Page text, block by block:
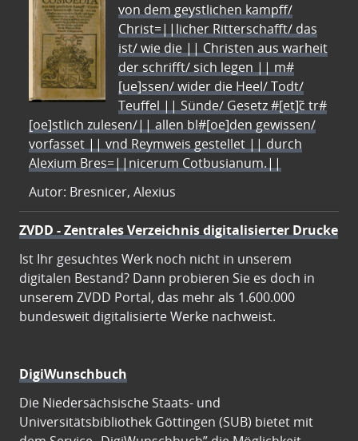
von dem geystlichen kampff/
Christ=||licher Ritterschafft/ das
ist/ wie die || Christen aus warheit
der schrifft/ sich legen || m#
[ue]ssen/ wider die Heel/ Todt/
Teuffel || Sünde/ Gesetz #[et]c̃ tr#
[oe]stlich zulesen/|| allen bl#[oe]den gewissen/
vorfasset || vnd Reymweis gestellet || durch
Alexium Bres=||nicerum Cotbusianum.||
Autor: Bresnicer, Alexius
ZVDD - Zentrales Verzeichnis digitalisierter Drucke
Ist Ihr gesuchtes Werk noch nicht in unserem
digitalen Bestand? Dann probieren Sie es doch in
unserem ZVDD Portal, das mehr als 1.600.000
bundesweit digitalisierte Werke nachweist.
DigiWunschbuch
Die Niedersächsische Staats- und
Universitätsbibliothek Göttingen (SUB) bietet mit